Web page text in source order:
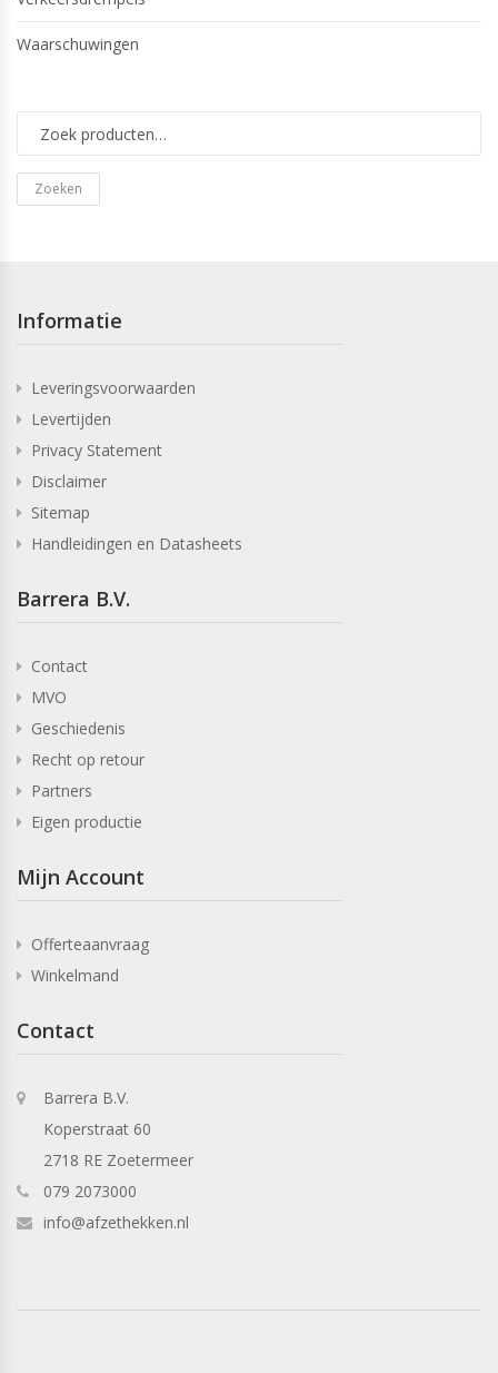
Waarschuwingen
Zoeken
Informatie
Leveringsvoorwaarden
Levertijden
Privacy Statement
Disclaimer
Sitemap
Handleidingen en Datasheets
Barrera B.V.
Contact
MVO
Geschiedenis
Recht op retour
Partners
Eigen productie
Mijn Account
Offerteaanvraag
Winkelmand
Contact
Barrera B.V.
Koperstraat 60
2718 RE Zoetermeer
079 2073000
info@afzethekken.nl